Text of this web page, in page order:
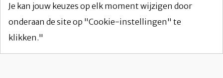
Je kan jouw keuzes op elk moment wijzigen door
onderaan de site op "Cookie-instellingen" te
klikken."